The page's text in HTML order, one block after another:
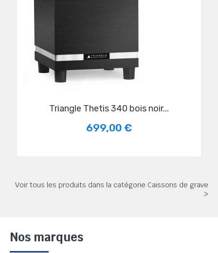
Triangle Thetis 340 bois noir...
699,00 €
Voir tous les produits dans la catégorie Caissons de grave
>
Nos marques